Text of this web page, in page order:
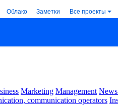
Облако Заметки Все проекты
Marketing Management
communication operators